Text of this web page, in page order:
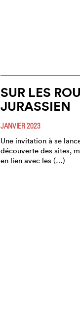
SUR LES
JURASSIEN
JANVIER 2023
Une invitation à se
découverte des sites,
en lien avec les (…)